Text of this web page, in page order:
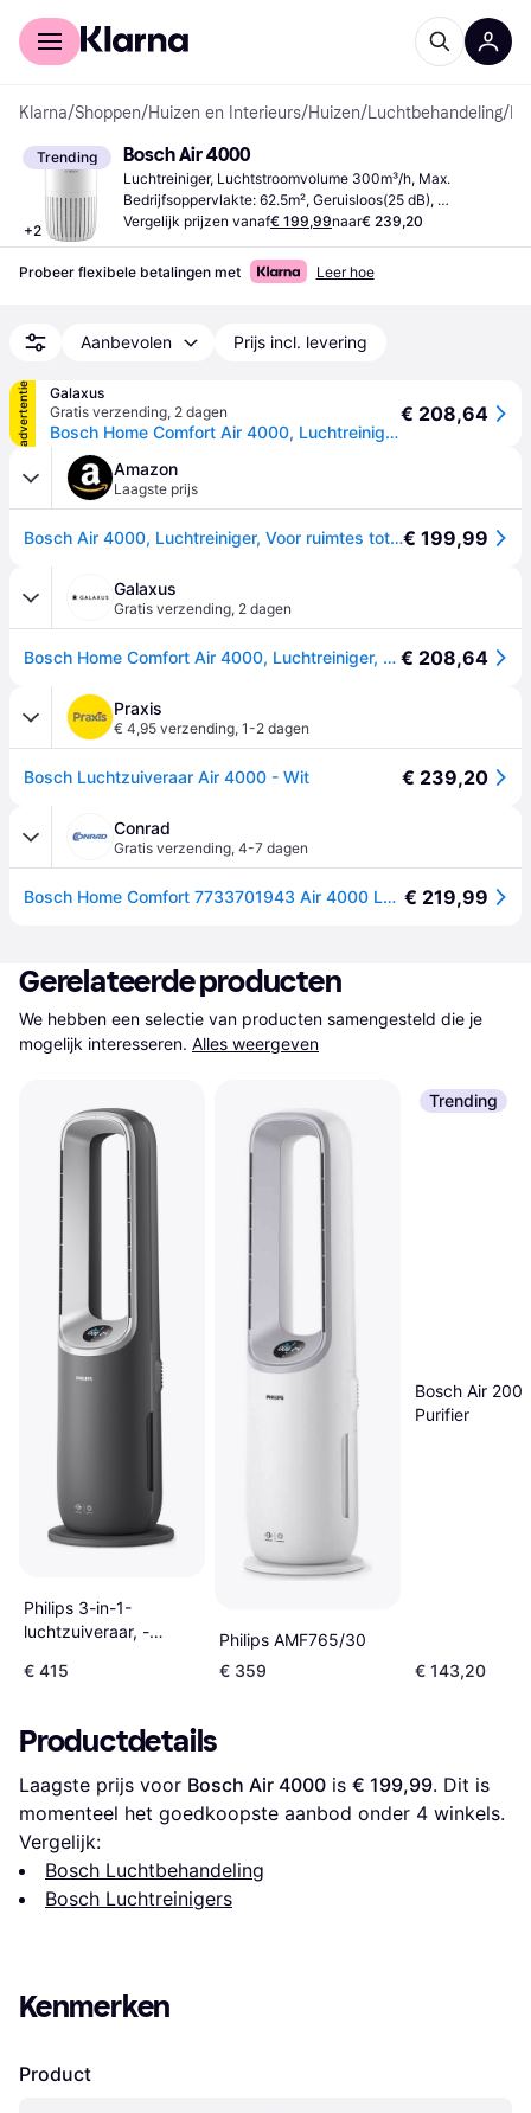
Voor shoppers
Klarna/Shoppen/Huizen en Interieurs/Huizen/Luchtbehandeling/
Trending
+2
Bosch Air 4000
Luchtreiniger, Luchtstroomvolume 300m³/h, Max.
Bedrijfsoppervlakte: 62.5m², Geruisloos(25 dB),
Koolstoffilter, HEPA-filter
Vergelijk prijzen vanaf€ 199,99naar€ 239,20
Probeer flexibele betalingen met Leer hoe
Aanbevolen Prijs incl. levering
advertentie
Galaxus
Gratis verzending, 2 dagen
Bosch Home Comfort Air 4000, Luchtreiniger, Wit
€ 208,64
Amazon
Laagste prijs
Bosch Air 4000, Luchtreiniger, Voor ruimtes tot 62,5 m²€ 199,99
Galaxus
Gratis verzending, 2 dagen
Bosch Home Comfort Air 4000, Luchtreiniger, Wit € 208,64
Praxis
€ 4,95 verzending, 1-2 dagen
Bosch Luchtzuiveraar Air 4000 - Wit € 239,20
Conrad
Gratis verzending, 4-7 dagen
Bosch Home Comfort 7733701943 Air 4000 Luchtreiniger 62 m² Wit, Zwart € 219,99
Gerelateerde producten
We hebben een selectie van producten samengesteld die je
mogelijk interesseren. Alles weergeven
Philips 3-in-1-
luchtzuiveraar, -
verwarming
€ 415
Philips AMF765/30
€ 359
Trending
Bosch Air
Purifier
€ 143,20
Productdetails
Laagste prijs voor Bosch Air 4000 is € 199,99. Dit is
momenteel het goedkoopste aanbod onder 4 winkels.
Vergelijk:
Bosch Luchtbehandeling
Bosch Luchtreinigers
Kenmerken
Product